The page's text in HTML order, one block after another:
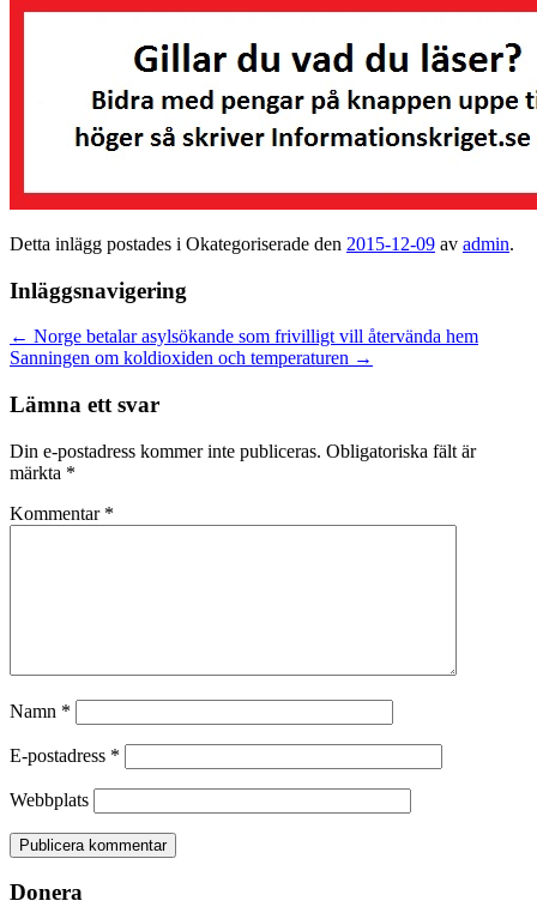
Detta inlägg postades i Okategoriserade den 2015-12-09 av admin.
Inläggsnavigering
← Norge betalar asylsökande som frivilligt vill återvända hem
Sanningen om koldioxiden och temperaturen →
Lämna ett svar
Din e-postadress kommer inte publiceras. Obligatoriska fält är
märkta *
Kommentar *
Namn *
E-postadress *
Webbplats
Donera